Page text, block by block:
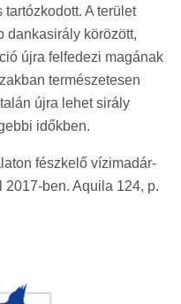
A terület
dankasirály körözött,
újra felfedezi magának
természetesen
újra lehet sirály
időkben.
fészkelő vízimadár-
ben. Aquila 124, p.